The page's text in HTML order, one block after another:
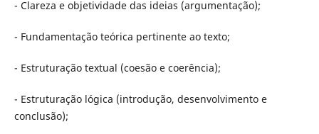
- Clareza e objetividade das ideias (argumentação);
- Fundamentação teórica pertinente ao texto;
- Estruturação textual (coesão e coerência);
- Estruturação lógica (introdução, desenvolvimento e
conclusão);